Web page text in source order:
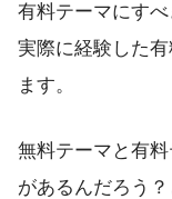
有料テーマにすべ
実際に経験した
ます。
無料テーマと有
があるんだろう？